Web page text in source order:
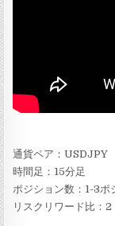
通貨ペア：USDJPY
時間足：15分足
ポジション数：1-3ポ
リスクリワード比：2